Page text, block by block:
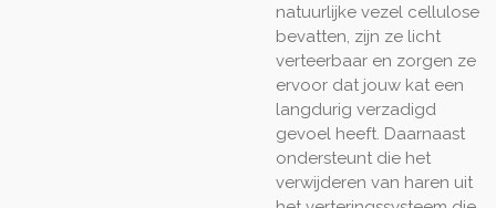
natuurlijke vezel cellulose
bevatten, zijn ze licht
verteerbaar en zorgen ze
ervoor dat jouw kat een
langdurig verzadigd
gevoel heeft. Daarnaast
ondersteunt die het
verwijderen van haren uit